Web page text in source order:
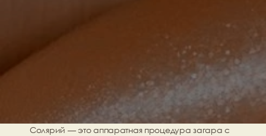
Солярий — это аппаратная процедура загара с